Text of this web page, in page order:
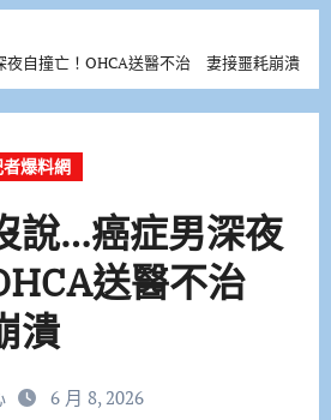
夜自撞亡！OHCA送醫不治 妻接噩耗崩潰
爆料網
說…癌症男深夜
送醫不治
潰
6 月 8, 2026